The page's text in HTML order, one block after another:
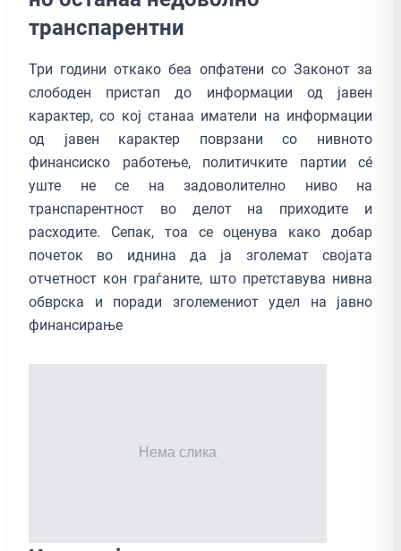
транспарентни
Три години откако беа опфатени со Законот за
слободен пристап до информации од јавен
карактер, со кој станаа иматели на информации
од јавен карактер поврзани со нивното
финансиско работење, политичките партии сé
уште не се на задоволително ниво на
транспарентност во делот на приходите и
расходите. Сепак, тоа се оценува како добар
почеток во иднина да ја зголемат својата
отчетност кон граѓаните, што претставува нивна
обврска и поради зголемениот удел на јавно
финансирање